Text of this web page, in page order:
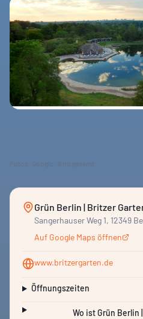
Fotos: Google · 6 insgesamt
Grün Berlin | Britzer
Sangerhauser Weg 1, 12349
Auf Google Maps öffnen
www.britzergarten.de
Öffnungszeiten
Wo ist Grün Berlin